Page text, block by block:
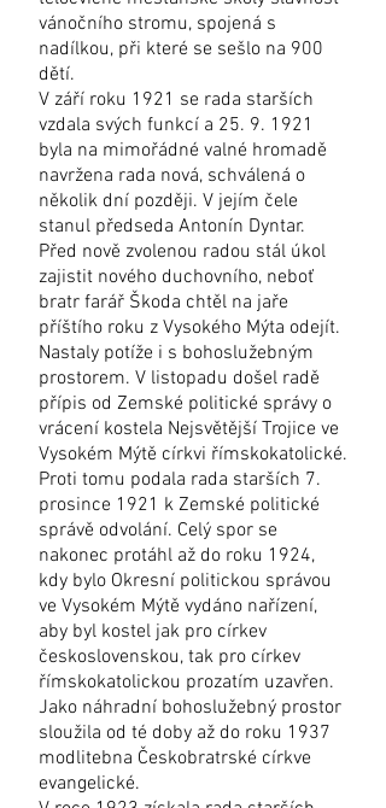
vánočního stromu, spojená s
nadílkou, při které se sešlo na 900
dětí.
V září roku 1921 se rada starších
vzdala svých funkcí a 25. 9. 1921
byla na mimořádné valné hromadě
navržena rada nová, schválená o
několik dní později. V jejím čele
stanul předseda Antonín Dyntar.
Před nově zvolenou radou stál úkol
zajistit nového duchovního, neboť
bratr farář Škoda chtěl na jaře
příštího roku z Vysokého Mýta odejít.
Nastaly potíže i s bohoslužebným
prostorem. V listopadu došel radě
přípis od Zemské politické správy o
vrácení kostela Nejsvětější Trojice ve
Vysokém Mýtě církvi římskokatolické.
Proti tomu podala rada starších 7.
prosince 1921 k Zemské politické
správě odvolání. Celý spor se
nakonec protáhl až do roku 1924,
kdy bylo Okresní politickou správou
ve Vysokém Mýtě vydáno nařízení,
aby byl kostel jak pro církev
československou, tak pro církev
římskokatolickou prozatím uzavřen.
Jako náhradní bohoslužebný prostor
sloužila od té doby až do roku 1937
modlitebna Českobratrské církve
evangelické.